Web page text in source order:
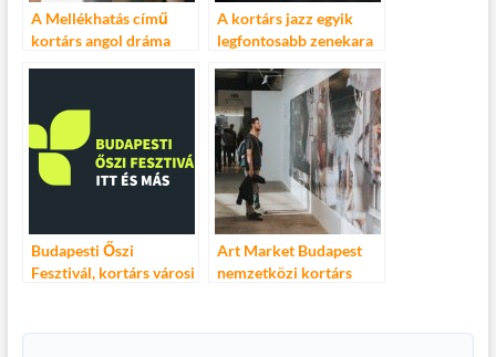
A Mellékhatás című
kortárs angol dráma
A kortárs jazz egyik
legfontosabb zenekara
Budapesti Őszi
Fesztivál, kortárs városi
Art Market Budapest
nemzetközi kortárs